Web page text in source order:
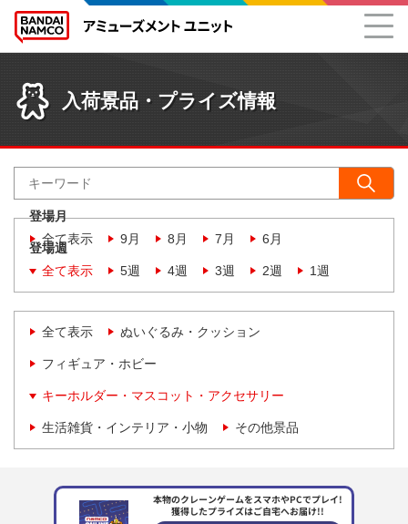
入荷景品・プライズ情報
登場月
全て表示
9月 8月 7月 6月
登場週
全て表示
5週 4週 3週 2週 1週
全て表示 ぬいぐるみ・クッション
フィギュア・ホビー
キーホルダー・マスコット・アクセサリー
生活雑貨・インテリア・小物 その他景品
本物のクレーンゲームをスマホやPCでプレイ!
獲得したプライズはご自宅へお届け!!